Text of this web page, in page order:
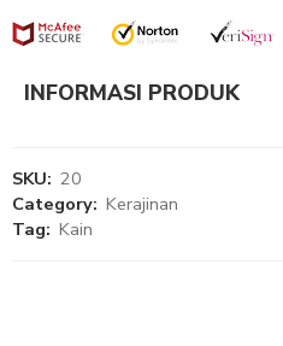
INFORMASI PRODUK
SKU: 20
Category: Kerajinan
Tag: Kain